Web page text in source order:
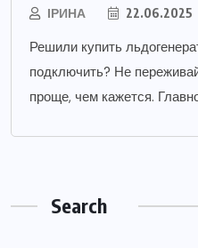
ІРИНА 22.06.2025
Решили купить
подключить? Не
проще, чем кажется.
Search